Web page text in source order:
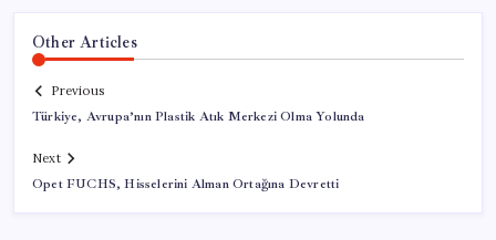
Other Articles
Previous
Türkiye, Avrupa’nın Plastik Atık Merkezi Olma Yolunda
Next
Opet FUCHS, Hisselerini Alman Ortağına Devretti